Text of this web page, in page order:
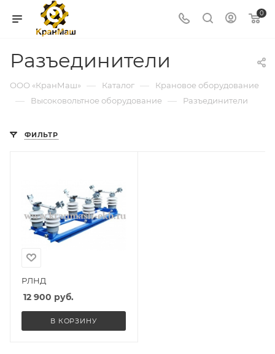
0
Разъединители
ООО «КранМаш» — Каталог — Крановое оборудование
— Высоковольтное оборудование — Разъединители
ФИЛЬТР
РЛНД
12 900 руб.
В КОРЗИНУ